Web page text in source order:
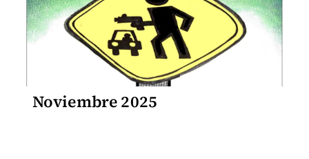
Noviembre 2025